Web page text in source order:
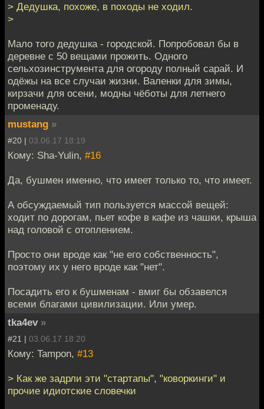
> Дедушка, похоже, в походы не ходил.
>
Мало того дедушка - городской. Попробовал бы в
деревне с 50 вещами прожить. Одного
сельхозинструмента для огороду полный сарай. И
одёжы на все случаи жизни. Валенки для зимы,
кирзачи для осени, модны чёботы для летнего
променаду.
mustang »
#20 | 03.06.17 18:19
Кому: Sha-Yulin, #16
Да, бушмен именно, что имеет только то, что имеет.
А обсуждаемый тип пользуется массой вещей:
ходит по дорогам, пьет кофе в кафе из чашки, крыша
над головой с отоплением.
Просто они вроде как "не его собственность",
поэтому их у него вроде как "нет".
Посадить его к бушменам - вмиг бы обзавелся
всеми благами цивилизации. Или умер.
tka4ev »
#21 | 03.06.17 18:20
Кому: Tampon, #13
> Как же задрли эти "стартапы", "коворкинги" и
прочие идиотские словечки